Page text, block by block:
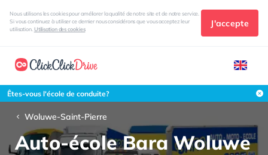
Nous utilisons les cookies pour améliorer la qualité de notre site et de notre service.
Si vous continuez à utiliser ce dernier nous considérons que vous acceptez leur
utilisation. Utilisation des cookies
J'accepte
Êtes-vous l'école de conduite?
Woluwe-Saint-Pierre
Auto-école Bara Woluwe